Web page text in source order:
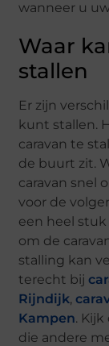
wanneer u
Waar
stallen
Er zijn
kunt stallen.
caravan te
de buurt zit.
caravan snel
voor de
een heel
om de
stalling kan
terecht bij
Rijndijk,
Kampen.
die andere